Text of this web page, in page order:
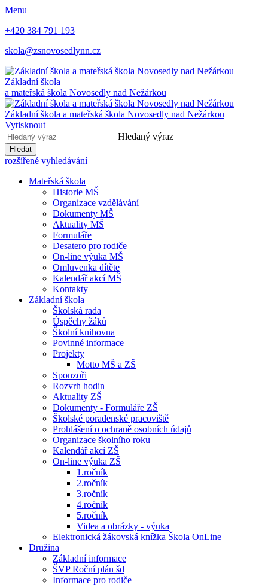
Menu
+420 384 791 193
skola@zsnovosedlynn.cz
Základní škola
a mateřská škola Novosedly nad Nežárkou
Základní škola a mateřská škola Novosedly nad Nežárkou
Vytisknout
Hledaný výraz
Hledat
rozšířené vyhledávání
Mateřská škola
Historie MŠ
Organizace vzdělávání
Dokumenty MŠ
Aktuality MŠ
Formuláře
Desatero pro rodiče
On-line výuka MŠ
Omluvenka dítěte
Kalendář akcí MŠ
Kontakty
Základní škola
Školská rada
Úspěchy žáků
Školní knihovna
Povinné informace
Projekty
Motto MŠ a ZŠ
Sponzoři
Rozvrh hodin
Aktuality ZŠ
Dokumenty - Formuláře ZŠ
Školské poradenské pracoviště
Prohlášení o ochraně osobních údajů
Organizace školního roku
Kalendář akcí ZŠ
On-line výuka ZŠ
1.ročník
2.ročník
3.ročník
4.ročník
5.ročník
Videa a obrázky - výuka
Elektronická žákovská knížka Škola OnLine
Družina
Základní informace
ŠVP Roční plán šd
Informace pro rodiče